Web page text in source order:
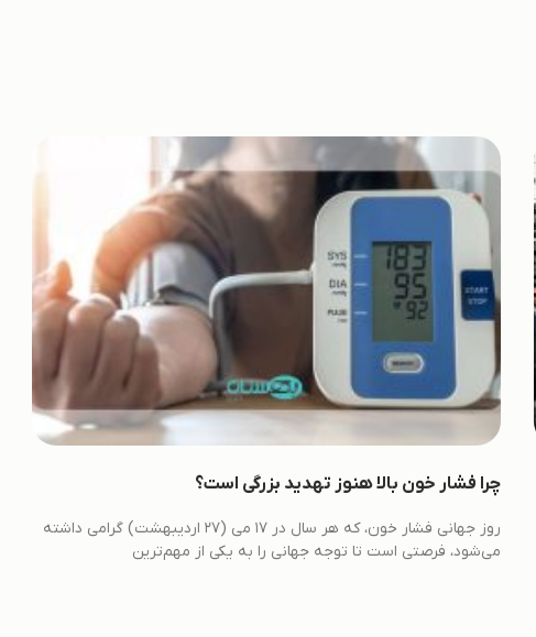
چرا فشار خون بالا هنوز تهدید بزرگی است؟
روز جهانی فشار خون، که هر سال در ۱۷ می (۲۷ اردیبهشت) گرامی داشته
می‌شود، فرصتی است تا توجه جهانی را به یکی از مهم‌ترین